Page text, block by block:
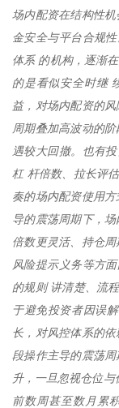
场内配资在结构性
金安全与平台合规
体系 的机构，逐渐
的是看似安全时继
益，对场内配资的
周期叠加高波动的
遇较大回撤。也有
杠 杆倍数、拉长评估
奏的场内配资使用
导的震荡周期下，
倍数更灵活、持仓
风险提示义务等方
的规则 讲清楚、流
于避免投资者因误
长，对风控体系的
段操作主导的震荡
升，一旦忽视仓位
前数周甚至数月累